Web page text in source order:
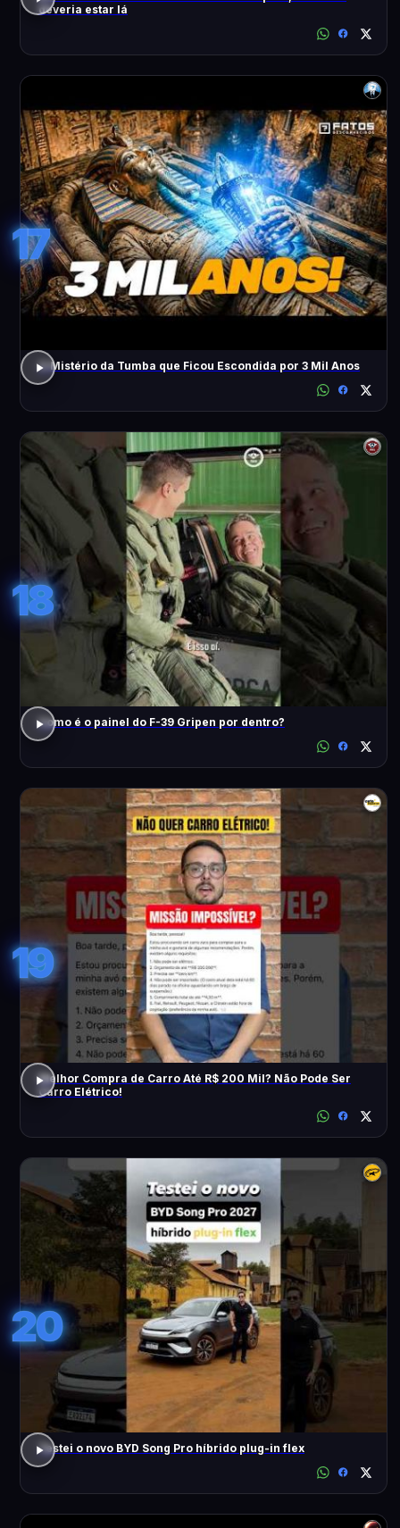
deveria estar lá
17
O Mistério da Tumba que Ficou Escondida por 3 Mil Anos
18
Como é o painel do F-39 Gripen por dentro?
19
Melhor Compra de Carro Até R$ 200 Mil? Não Pode Ser
Carro Elétrico!
20
Testei o novo BYD Song Pro híbrido plug-in flex